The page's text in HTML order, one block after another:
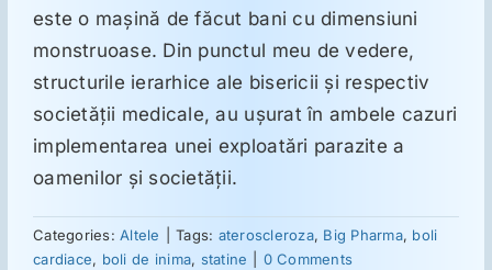
LDN
Oncologie
Toxicologie
este o maşină de făcut bani cu dimensiuni
monstruoase. Din punctul meu de vedere,
structurile ierarhice ale bisericii şi respectiv
societăţii medicale, au uşurat în ambele cazuri
implementarea unei exploatări parazite a
oamenilor şi societăţii.
Categories:Altele Tags: ateroscleroza, Big Pharma, boli
cardiace, boli de inima, statine
0 Comments